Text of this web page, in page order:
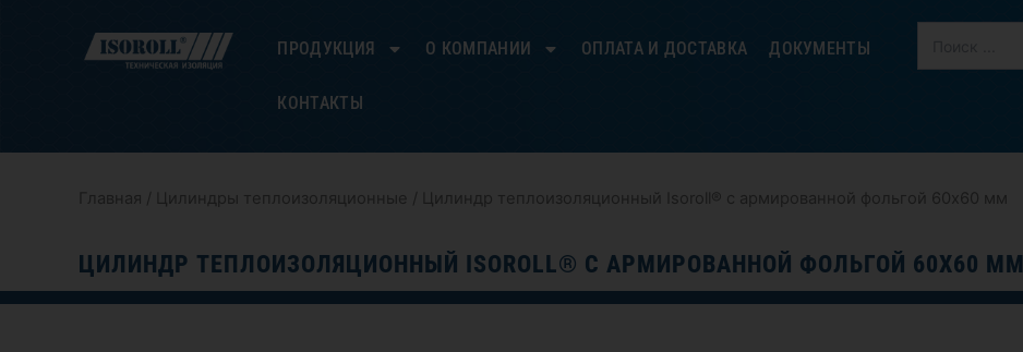
ПРОДУКЦИЯ О КОМПАНИИ ОПЛАТА И ДОСТАВКА ДОКУМЕНТЫ
КОНТАКТЫ
Главная / Цилиндры теплоизоляционные / Цилиндр теплоизоляционный Isoroll® с армированной фольгой 60х60 мм
ЦИЛИНДР ТЕПЛОИЗОЛЯЦИОННЫЙ ISOROLL® С АРМИРОВАННОЙ ФОЛЬГОЙ 60Х60 ММ